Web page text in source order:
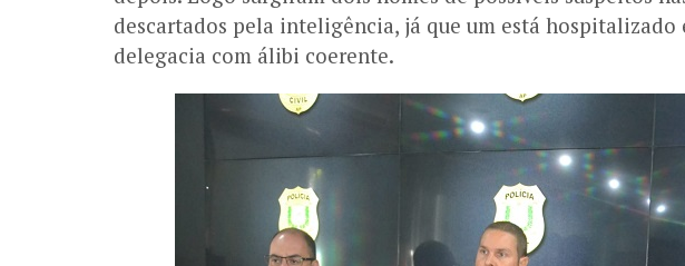
descartados pela inteligência, já que um está hospitalizado
delegacia com álibi coerente.